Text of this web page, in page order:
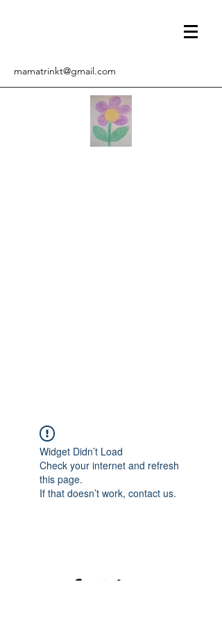
mamatrinkt@gmail.com
Widget Didn’t Load
Check your internet and refresh
this page.
If that doesn’t work, contact us.